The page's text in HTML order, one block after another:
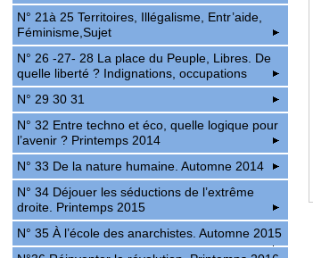
N° 21à 25 Territoires, Illégalisme, Entr’aide,
Féminisme,Sujet
N° 26 -27- 28 La place du Peuple, Libres. De
quelle liberté ? Indignations, occupations
N° 29 30 31
N° 32 Entre techno et éco, quelle logique pour
l’avenir ? Printemps 2014
N° 33 De la nature humaine. Automne 2014
N° 34 Déjouer les séductions de l’extrême
droite. Printemps 2015
N° 35 À l’école des anarchistes. Automne 2015